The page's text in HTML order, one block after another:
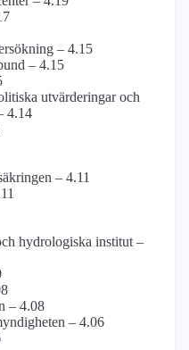
– 4.15
– 4.15
utvärderingar och
4.14
– 4.11
hydrologiska institut –
– 4.08
– 4.06